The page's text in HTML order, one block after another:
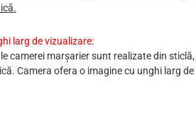
larg de vizualizare:
camerei marșarier sunt realizate din
Camera ofera o imagine cu unghi larg